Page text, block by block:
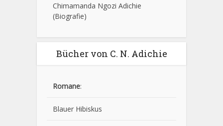
Chimamanda Ngozi Adichie
(Biografie)
Bücher von C. N. Adichie
Romane:
Blauer Hibiskus